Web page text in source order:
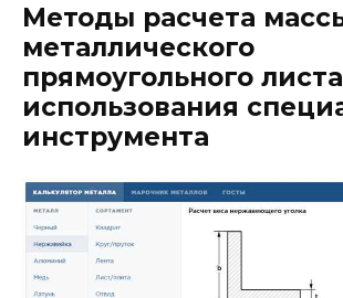
Методы расчета
металлического
прямоугольного
использования
инструмента